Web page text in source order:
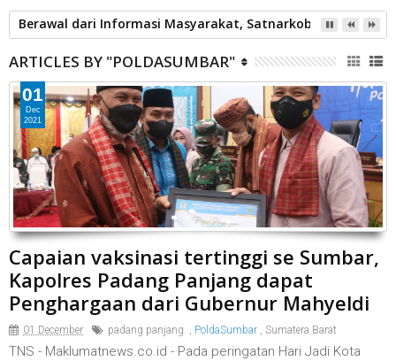
Berawal dari Informasi Masyarakat, Satnarkoba Polres
ARTICLES BY "POLDASUMBAR"
Capaian vaksinasi tertinggi se Sumbar,
Kapolres Padang Panjang dapat
Penghargaan dari Gubernur Mahyeldi
01 December padang panjang. , PoldaSumbar , Sumatera Barat
TNS - Maklumatnews.co.id - Pada peringatan Hari Jadi Kota
01
Dec
2021